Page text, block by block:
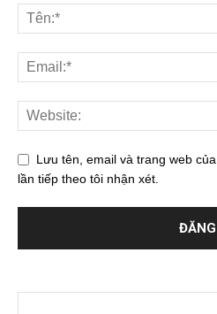
Lưu tên, email và trang web
lần tiếp theo tôi nhận xét.